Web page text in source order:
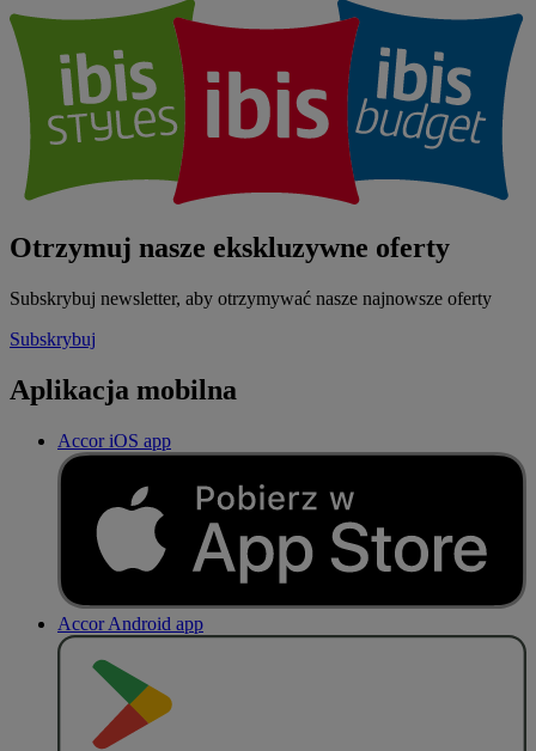
Otrzymuj nasze ekskluzywne oferty
Subskrybuj newsletter, aby otrzymywać nasze najnowsze oferty
Subskrybuj
Aplikacja mobilna
Accor iOS app
Accor Android app